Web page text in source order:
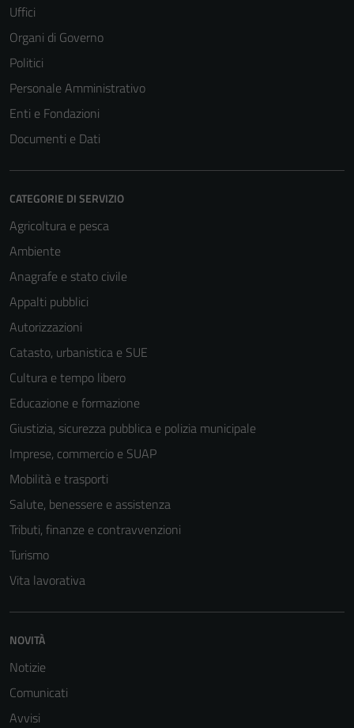
Uffici
Organi di Governo
Politici
Personale Amministrativo
Enti e Fondazioni
Documenti e Dati
CATEGORIE DI SERVIZIO
Agricoltura e pesca
Ambiente
Anagrafe e stato civile
Appalti pubblici
Autorizzazioni
Catasto, urbanistica e SUE
Cultura e tempo libero
Educazione e formazione
Giustizia, sicurezza pubblica e polizia municipale
Imprese, commercio e SUAP
Mobilità e trasporti
Salute, benessere e assistenza
Tributi, finanze e contravvenzioni
Turismo
Vita lavorativa
NOVITÀ
Notizie
Comunicati
Avvisi